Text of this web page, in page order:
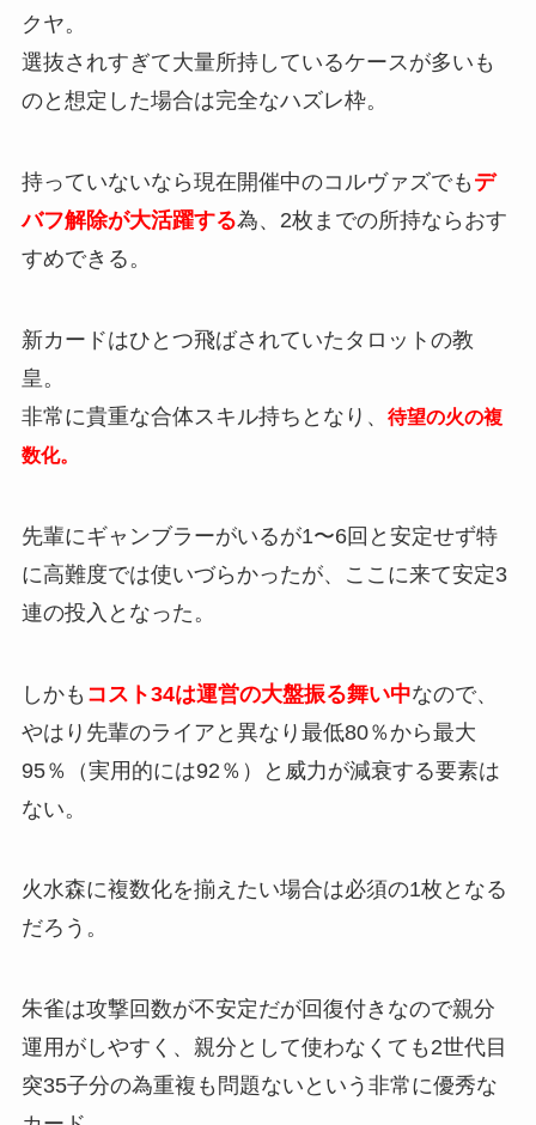
クヤ。
選抜されすぎて大量所持しているケースが多いも
のと想定した場合は完全なハズレ枠。
持っていないなら現在開催中のコルヴァズでも デ
バフ解除が大活躍する為、2枚までの所持ならおす
すめできる。
新カードはひとつ飛ばされていたタロットの教
皇。
非常に貴重な合体スキル持ちとなり、 待望の火の複
数化。
先輩にギャンブラーがいるが1〜6回と安定せず特
に高難度では使いづらかったが、ここに来て安定3
連の投入となった。
しかも コスト34は運営の大盤振る舞い中なので、
やはり先輩のライアと異なり最低80％から最大
95％（実用的には92％）と威力が減衰する要素は
ない。
火水森に複数化を揃えたい場合は必須の1枚となる
だろう。
朱雀は攻撃回数が不安定だが回復付きなので親分
運用がしやすく、親分として使わなくても2世代目
突35子分の為重複も問題ないという非常に優秀な